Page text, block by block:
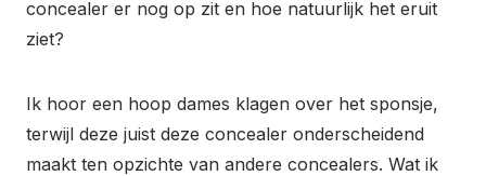
concealer er nog op zit en hoe natuurlijk het eruit
ziet?
Ik hoor een hoop dames klagen over het sponsje,
terwijl deze juist deze concealer onderscheidend
maakt ten opzichte van andere concealers. Wat ik